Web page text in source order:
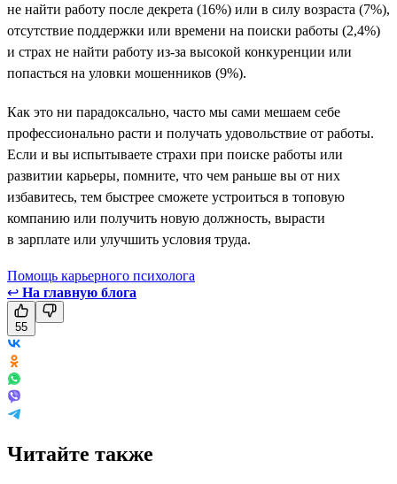
не найти работу после декрета (16%) или в силу возраста (7%),
отсутствие поддержки или времени на поиски работы (2,4%)
и страх не найти работу из-за высокой конкуренции или
попасться на уловки мошенников (9%).
Как это ни парадоксально, часто мы сами мешаем себе
профессионально расти и получать удовольствие от работы.
Если и вы испытываете страхи при поиске работы или
развитии карьеры, помните, что чем раньше вы от них
избавитесь, тем быстрее сможете устроиться в топовую
компанию или получить новую должность, вырасти
в зарплате или улучшить условия труда.
Помощь карьерного психолога
↩ На главную блога
55
Читайте также